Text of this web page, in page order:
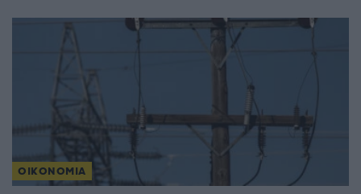
ΟΙΚΟΝΟΜΙΑ